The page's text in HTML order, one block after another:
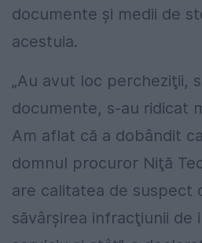
documente și medii de
acestuia.
„Au avut loc percheziţii,
documente, s-au ridicat
Am aflat că a dobândit
domnul procuror Niţă
are calitatea de suspect
săvârşirea infracţiunii de